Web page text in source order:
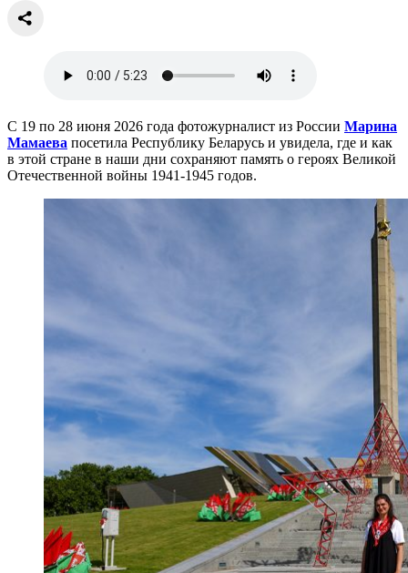
С 19 по 28 июня 2026 года фотожурналист из России Марина
Мамаева посетила Республику Беларусь и увидела, где и как
в этой стране в наши дни сохраняют память о героях Великой
Отечественной войны 1941-1945 годов.